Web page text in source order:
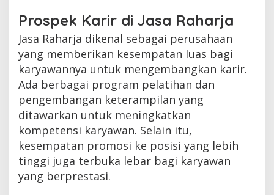
Prospek Karir di Jasa Raharja
Jasa Raharja dikenal sebagai perusahaan
yang memberikan kesempatan luas bagi
karyawannya untuk mengembangkan karir.
Ada berbagai program pelatihan dan
pengembangan keterampilan yang
ditawarkan untuk meningkatkan
kompetensi karyawan. Selain itu,
kesempatan promosi ke posisi yang lebih
tinggi juga terbuka lebar bagi karyawan
yang berprestasi.